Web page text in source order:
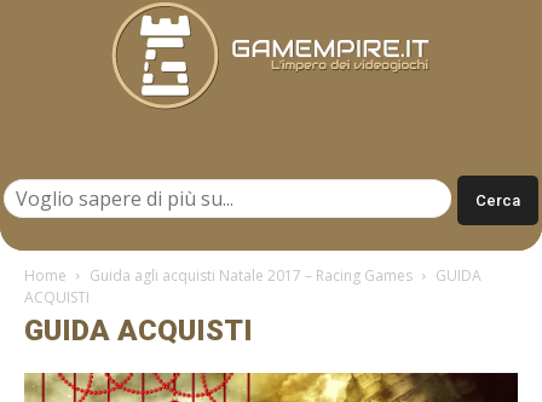
Home Guida agli acquisti Natale 2017 – Racing Games
GUIDA
ACQUISTI
GUIDA ACQUISTI